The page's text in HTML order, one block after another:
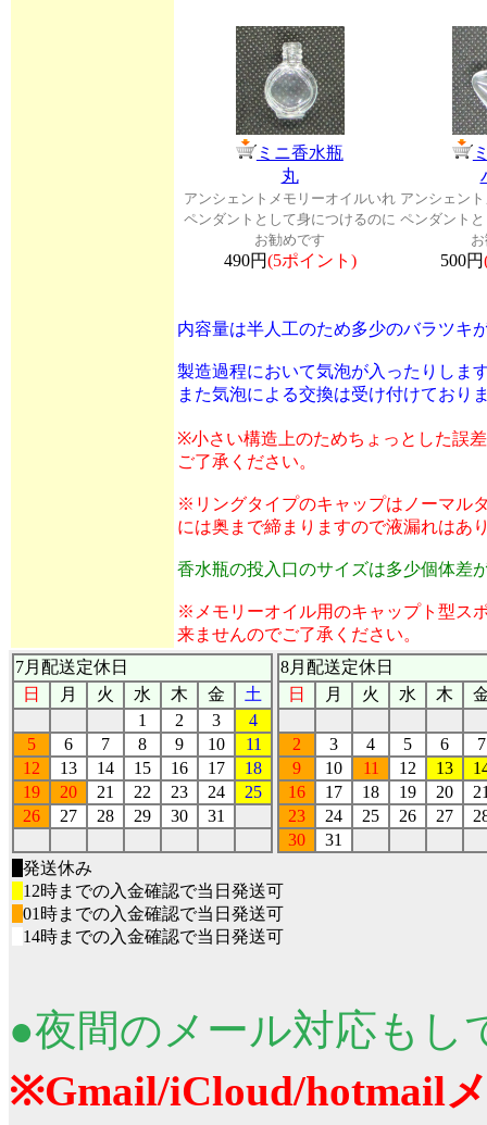
ミニ香水瓶
丸
アンシェントメモリーオイルいれ
ペンダントとして身につけるのに
お勧めです
490円(5ポイント)
アンシェン
ペンダント
500円
内容量は半人工のため多少のバラツキ
製造過程において気泡が入ったりしま
また気泡による交換は受け付けており
※小さい構造上のためちょっとした誤
ご了承ください。
※リングタイプのキャップはノーマル
には奥まで締まりますので液漏れはあ
香水瓶の投入口のサイズは多少個体差
※メモリーオイル用のキャップト型ス
来ませんのでご了承ください。
7月配送定休日
日
月 火 水 木 金
土
1
2 3
4
5
6 7 8 9 10
11
12
13 14 15 16 17
18
19
20 21 22 23 24
25
26
27 28 29 30 31
8月配送定休日
日
月 火 水 木
2 3 4 5 6
7
9
10 11 12 13
16
17 18 19 20
23
24 25 26 27
30
31
発送休み
12時までの入金確認で当日発送可
01時までの入金確認で当日発送可
14時までの入金確認で当日発送可
●夜間のメール対応もし
※Gmail/iCloud/hotmail